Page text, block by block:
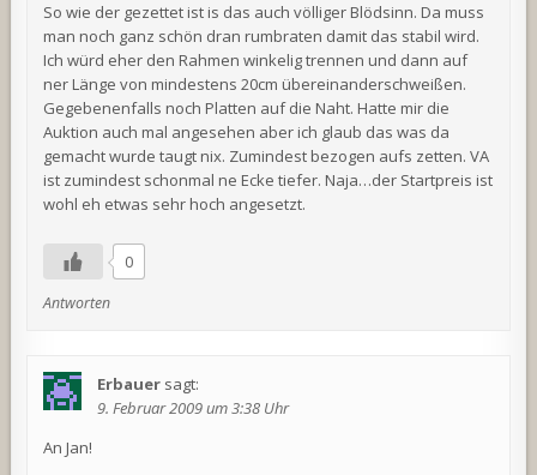
So wie der gezettet ist is das auch völliger Blödsinn. Da muss
man noch ganz schön dran rumbraten damit das stabil wird.
Ich würd eher den Rahmen winkelig trennen und dann auf
ner Länge von mindestens 20cm übereinanderschweißen.
Gegebenenfalls noch Platten auf die Naht. Hatte mir die
Auktion auch mal angesehen aber ich glaub das was da
gemacht wurde taugt nix. Zumindest bezogen aufs zetten. VA
ist zumindest schonmal ne Ecke tiefer. Naja…der Startpreis ist
wohl eh etwas sehr hoch angesetzt.
0
Antworten
Erbauer sagt:
9. Februar 2009 um 3:38 Uhr
An Jan!